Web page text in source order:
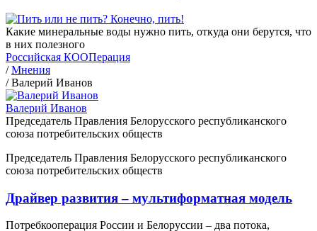
Какие минеральные воды нужно пить, откуда они берутся, что
в них полезного
Российская КООПерация
/ Мнения
/ Валерий Иванов
Валерий Иванов
Председатель Правления Белорусского республиканского
союза потребительских обществ
Председатель Правления Белорусского республиканского
союза потребительских обществ
Драйвер развития – мультиформатная модель
Потребкооперация России и Белоруссии – два потока,